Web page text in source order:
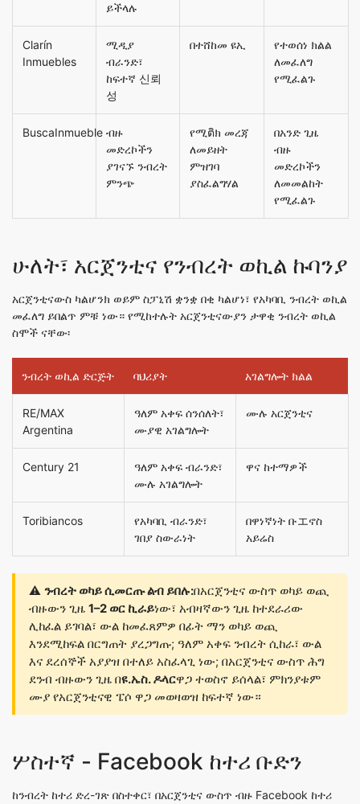
ይችላሉ
Clarín
Inmuebles
ሚዲያ
ብራንድ፣
ከፍተኛ 신뢰
성
በተሸከመ ዩኢ
የተወሰነ ክልል
ለመፈለግ
የሚፈልጉ
BuscaInmueble ብዙ
መድረኮችን
ያገናኙ ንብረት
ምንጭ
የሚติክ መረጃ
ለመይዘት
ምዝገባ
ያስፈልግሃል
በአንድ ጊዜ
ብዙ
መድረኮችን
ለመመልከት
የሚፈልጉ
ሁለት፣ አርጀንቲና የንብረት ወኪል ኩባንያ
አርጀንቲናውስ ካልሆንክ ወይም ስፓኒሽ ቋንቋ በቂ ካልሆነ፣ የአካባቢ ንብረት ወኪል
መፈለግ ይበልጥ ምቹ ነው። የሚከተሉት አርጀንቲናውያን ታዋቂ ንብረት ወኪል
ስሞች ናቸው፡
ንብረት ወኪል ድርጅት ባህሪያት አገልግሎት ክልል
RE/MAX
Argentina
ዓለም አቀፍ ሰንሰለት፣
ሙያዊ አገልግሎት
ሙሉ አርጀንቲና
Century 21
ዓለም አቀፍ ብራንድ፣
ሙሉ አገልግሎት
ዋና ከተማዎች
Toribiancos
የአካባቢ ብራንድ፣
ገበያ ስውራነት
በዋነኛነት ቡエኖስ
አይሬስ
⚠️ ንብረት ወካይ ሲመርጡ ልብ ይበሉ:በአርጀንቲና ውስጥ ወካይ ወጪ
ብዙውን ጊዜ 1–2 ወር ኪራይነው፣ አብዛኛውን ጊዜ ከተደራሪው
ሊከፈል ይገባል፣ ውል ከመፈጸምዎ በፊት ማን ወካይ ወጪ
እንደሚከፍል በርግጠት ያረጋግጡ; ዓለም አቀፍ ንብረት ሲከራ፣ ውል
እና ደረሰኞች አያያዝ በተለይ አስፈላጊ ነው; በአርጀንቲና ውስጥ ሕግ
ደንብ ብዙውን ጊዜ በዩ.ኤስ. ዶላርዋጋ ተወስኖ ይሰላል፣ ምክንያቱም
ሙያ የአርጀንቲናዊ ፔሶ ዋጋ መወዛወዝ ከፍተኛ ነው።
ሦስተኛ - Facebook ከተሪ ቡድን
ከንብረት ከተሪ ድረ-ገጽ በስተቀር፣ በአርጀንቲና ውስጥ ብዙ Facebook ከተሪ